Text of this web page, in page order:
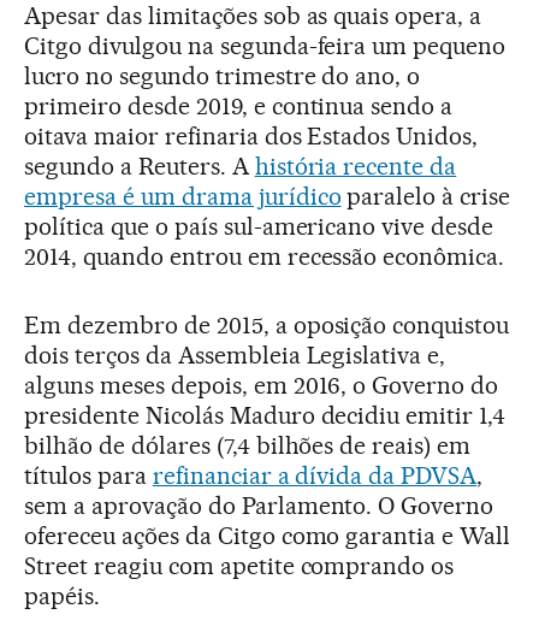
Apesar das limitações sob as quais opera, a
Citgo divulgou na segunda-feira um pequeno
lucro no segundo trimestre do ano, o
primeiro desde 2019, e continua sendo a
oitava maior refinaria dos Estados Unidos,
segundo a Reuters. Ahistória recente da
empresa é um drama jurídico paralelo à crise
política que o país sul-americano vive desde
2014, quando entrou em recessão econômica.
Em dezembro de 2015, a oposição conquistou
dois terços da Assembleia Legislativa e,
alguns meses depois, em 2016, o Governo do
presidente Nicolás Maduro decidiu emitir 1,4
bilhão de dólares (7,4 bilhões de reais) em
títulos para refinanciar a dívida da PDVSA,
sem a aprovação do Parlamento. O Governo
ofereceu ações da Citgo como garantia e Wall
Street reagiu com apetite comprando os
papéis.